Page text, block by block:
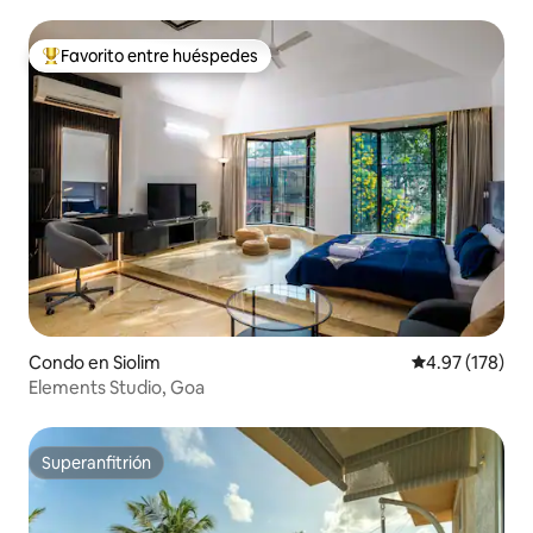
Favorito entre huéspedes preferido
Favorito entre huéspedes
Condo en Siolim Calificación
4.97 (178)
Elements Studio, Goa
Superanfitrión
Superanfitrión